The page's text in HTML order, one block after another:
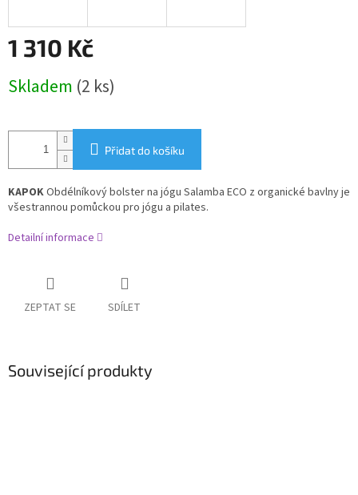
1 310 Kč
cena:
Skladem (2 ks)
Přidat do košíku
KAPOKObdélníkovýbolster na jógu Salamba ECO z organické bavlny je
všestrannou pomůckou pro jógu a pilates.
Detailní informace
ZEPTAT SE SDÍLET
Související produkty